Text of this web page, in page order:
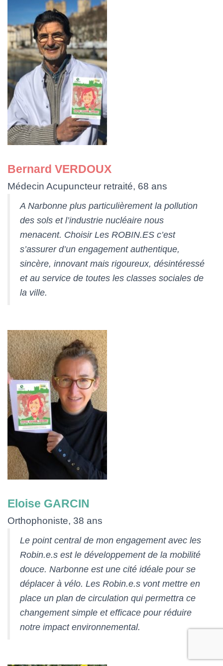
Bernard VERDOUX
Médecin Acupuncteur retraité, 68 ans
A Narbonne plus particulièrement la pollution
des sols et l’industrie nucléaire nous
menacent. Choisir Les ROBIN.ES c’est
s’assurer d’un engagement authentique,
sincère, innovant mais rigoureux, désintéressé
et au service de toutes les classes sociales de
la ville.
Eloise GARCIN
Orthophoniste, 38 ans
Le point central de mon engagement avec les
Robin.e.s est le développement de la mobilité
douce. Narbonne est une cité idéale pour se
déplacer à vélo. Les Robin.e.s vont mettre en
place un plan de circulation qui permettra ce
changement simple et efficace pour réduire
notre impact environnemental.